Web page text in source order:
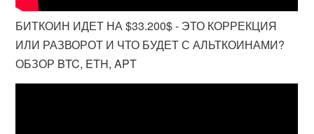
БИТКОИН ИДЕТ НА $33.200$ - ЭТО КОРРЕКЦИЯ
ИЛИ РАЗВОРОТ И ЧТО БУДЕТ С АЛЬТКОИНАМИ?
ОБЗОР BTC, ETH, APT